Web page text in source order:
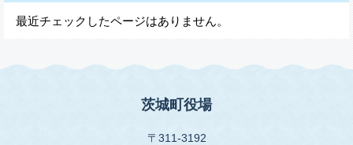
最近チェックしたページはありません。
茨城町役場
〒311-3192